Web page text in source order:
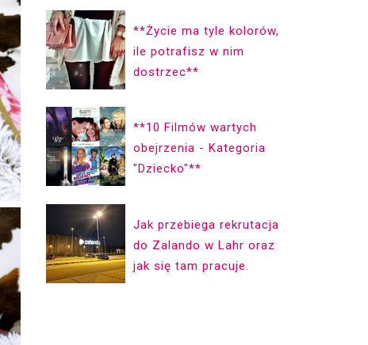
**Życie ma ty­le ko­lorów,
ile pot­ra­fisz w nim
dostrzec**
**10 Filmów wartych
obejrzenia - Kategoria
"Dziecko"**
Jak przebiega rekrutacja
do Zalando w Lahr oraz
jak się tam pracuje.